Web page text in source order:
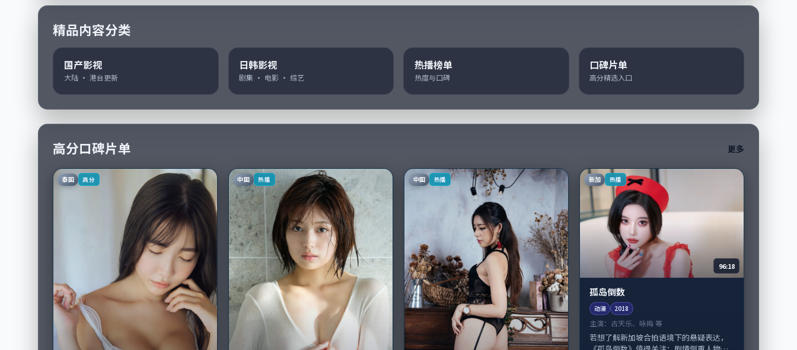
精品内容分类
国产影视
大陆 · 港台更新
日韩影视
剧集 · 电影 · 综艺
热播榜单
热度与口碑
口碑片单
高分精选入口
高分口碑片单 更多
泰国 高分 中国 热播 中国 热播 新加 热播
96:18
孤岛倒数
动漫 2018
主演： 古天乐、咏梅 等
若想了解新加坡合拍语境下的悬疑表达，